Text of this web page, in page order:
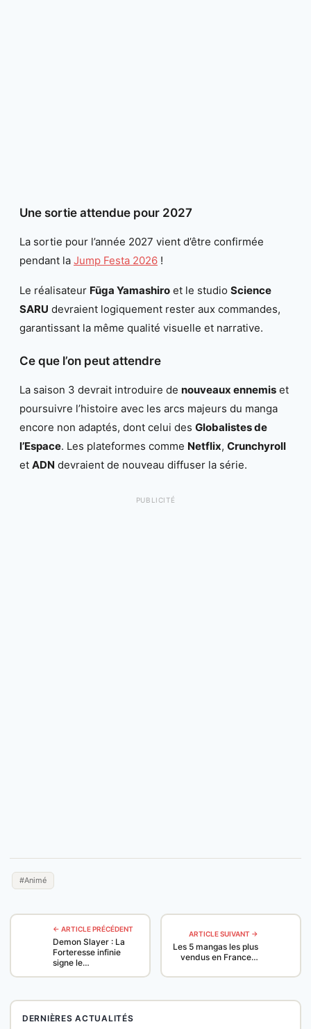
Une sortie attendue pour 2027
La sortie pour l’année 2027 vient d’être confirmée
pendant la Jump Festa 2026 !
Le réalisateur Fūga Yamashiro et le studio Science
SARU devraient logiquement rester aux commandes,
garantissant la même qualité visuelle et narrative.
Ce que l’on peut attendre
La saison 3 devrait introduire de nouveaux ennemis et
poursuivre l’histoire avec les arcs majeurs du manga
encore non adaptés, dont celui des Globalistes de
l’Espace. Les plateformes comme Netflix, Crunchyroll
et ADN devraient de nouveau diffuser la série.
PUBLICITÉ
#Animé
← ARTICLE PRÉCÉDENT
Demon Slayer : La
Forteresse infinie
signe le…
ARTICLE SUIVANT →
Les 5 mangas les plus
vendus en France…
DERNIÈRES ACTUALITÉS